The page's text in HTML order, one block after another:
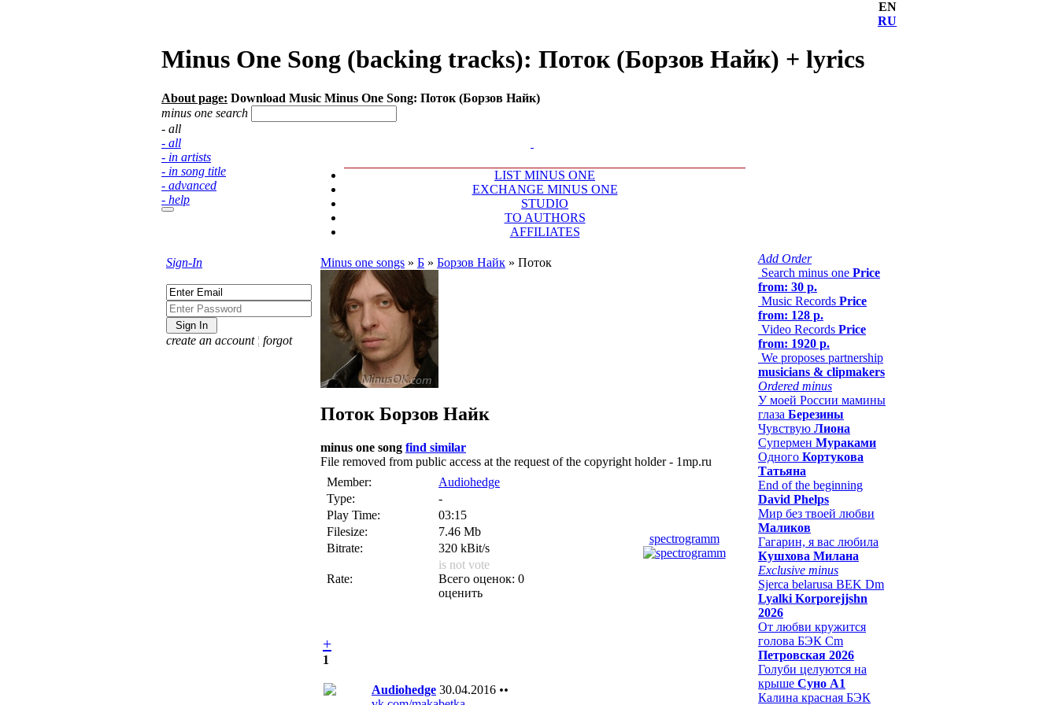
EN
RU
Minus One Song (backing tracks): Поток (Борзов Найк) + lyrics
About page: Download Music Minus One Song: Поток (Борзов Найк)
minus one search
- all
- all
- in artists
- in song title
- advanced
- help
LIST MINUS ONE
EXCHANGE MINUS ONE
STUDIO
TO AUTHORS
AFFILIATES
Sign-In
create an account ¦ forgot
Minus one songs » Б » Борзов Найк » Поток
Поток Борзов Найк
minus one song find similar
File removed from public access at the request of the copyright holder - 1mp.ru
Member:
Audiohedge
Type:
-
spectrogramm
Play Time:
03:15
Filesize:
7.46 Mb
Bitrate:
320 kBit/s
Rate:
is not vote
Всего оценок: 0
оценить
+
1
Audiohedge 30.04.2016 ••
Add Order
Search minus one Price
from: 30 р.
Music Records Price
from: 128 р.
Video Records Price
from: 1920 р.
We proposes partnership
musicians & clipmakers
Ordered minus
У моей России мамины
глаза Березины
Чувствую Лиона
Супермен Мураками
Одного Кортукова
Татьяна
End of the beginning
David Phelps
Мир без твоей любви
Маликов
Гагарин, я вас любила
Кушхова Милана
Exclusive minus
Sjerca belarusa BEK Dm
Lyalki Korporejjshn
2026
От любви кружится
голова БЭК Cm
Петровская 2026
Голуби целуются на
крыше Суно А1
Калина красная БЭК